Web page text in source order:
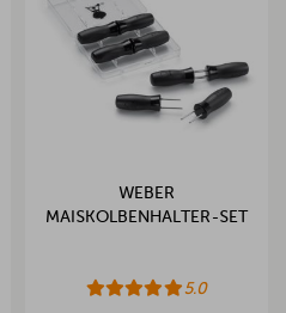
WEBER
MAISKOLBENHALTER-SET
5.0